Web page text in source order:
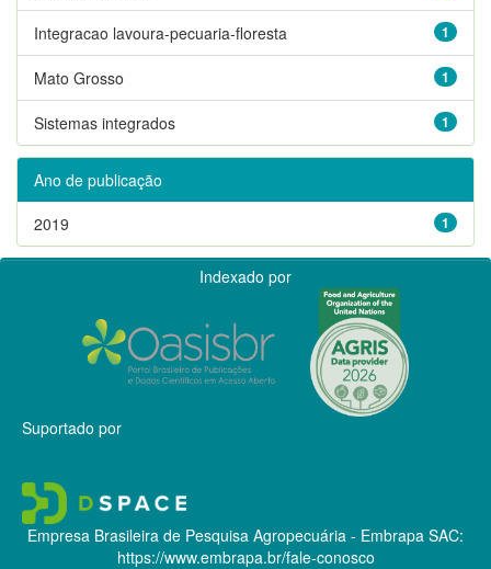
1
Integracao lavoura-pecuaria-floresta
1
Mato Grosso
1
Sistemas integrados
Ano de publicação
1
2019
Indexado por
Suportado por
Empresa Brasileira de Pesquisa Agropecuária - Embrapa SAC:
https://www.embrapa.br/fale-conosco